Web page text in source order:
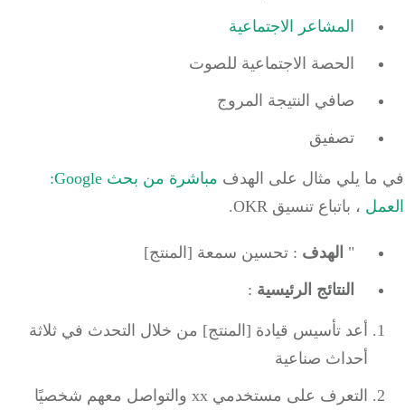
المشاعر الاجتماعية
الحصة الاجتماعية للصوت
صافي النتيجة المروج
تصفيق
يلي مثال على الهدف
مباشرة من بحث Google:
، باتباع تنسيق OKR.
" الهدف: تحسين سمعة [المنتج]
النتائج الرئيسية:
أعد تأسيس قيادة [المنتج] من خلال التحدث في ثلاثة
أحداث صناعية
التعرف على مستخدمي xx والتواصل معهم شخصيًا